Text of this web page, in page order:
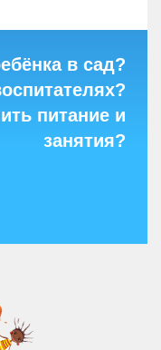
в сад?
питание и
занятия?